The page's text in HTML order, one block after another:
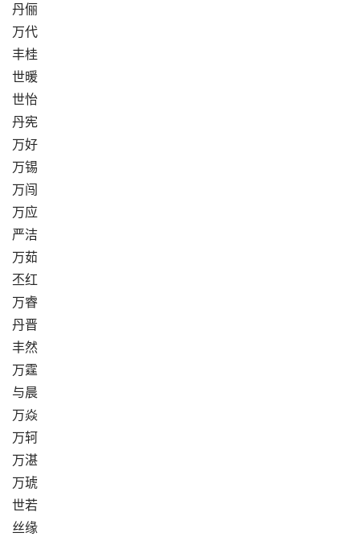
丹俪
万代
丰桂
世暖
世怡
丹宪
万好
万锡
万闯
万应
严洁
万茹
丕红
万睿
丹晋
丰然
万霆
与晨
万焱
万轲
万湛
万琥
世若
丝缘